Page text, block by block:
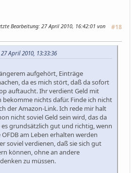
#18
Bearbeitung: 27 April 2010, 16:42:01 von
April 2010, 13:33:36
aufgehört, Einträge
da es mich stört, daß da sofort
auftaucht. Ihr verdient Geld mit
bekomme nichts dafür. Finde ich nicht
der Amazon-Link. Ich rede mir halt
nicht soviel Geld sein wird, das da
grundsätzlich gut und richtig, wenn
am Leben erhalten werden
soviel verdienen, daß sie sich gut
können, ohne an andere
zu müssen.